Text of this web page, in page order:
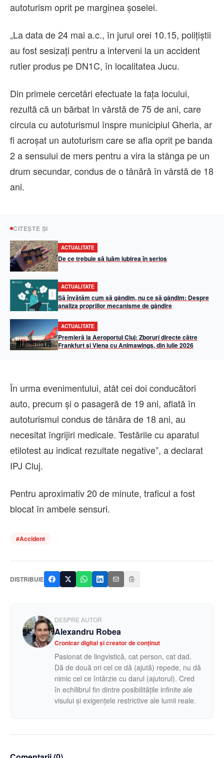
autoturism oprit pe marginea șoselei.
„La data de 24 mai a.c., în jurul orei 10.15, polițiștii
au fost sesizați pentru a interveni la un accident
rutier produs pe DN1C, în localitatea Jucu.
Din primele cercetări efectuate la fața locului,
rezultă că un bărbat în vârstă de 75 de ani, care
circula cu autoturismul înspre municipiul Gherla, ar
fi acroșat un autoturism care se afla oprit pe banda
2 a sensului de mers pentru a vira la stânga pe un
drum secundar, condus de o tânără în vârstă de 18
ani.
CITEȘTE ȘI
ACTUALITATE
De ce trebuie să luăm iubirea în serios
ACTUALITATE
Să învățăm cum să gândim, nu ce să gândim: Despre
analiza propriilor mecanisme de gândire
ACTUALITATE
Premieră la Aeroportul Cluj: Zboruri directe către
Frankfurt și Viena cu Animawings, din iulie 2026
În urma evenimentului, atât cei doi conducători
auto, precum și o pasageră de 19 ani, aflată în
autoturismul condus de tânăra de 18 ani, au
necesitat îngrijiri medicale. Testările cu aparatul
etilotest au indicat rezultate negative”, a declarat
IPJ Cluj.
Pentru aproximativ 20 de minute, traficul a fost
blocat în ambele sensuri.
#Accident
DISTRIBUIE
DESPRE AUTOR
Alexandru Robea
Cronicar digital și creator de conținut
Pasionat de lingvistică, cat person, cat dad.
Dă de două ori cel ce dă (ajută) repede, nu dă
nimic cel ce întârzie cu darul (ajutorul). Cred
în echilibrul fin dintre posibilitățile infinite ale
visului și exigențele restrictive ale lumii reale.